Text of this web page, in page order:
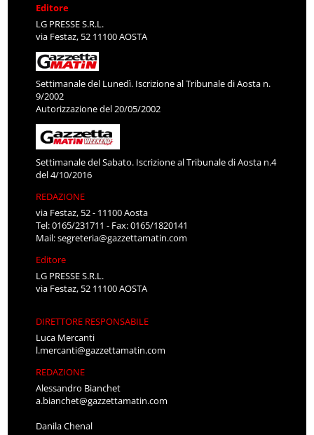
Editore
LG PRESSE S.R.L.
via Festaz, 52 11100 AOSTA
Settimanale del Lunedì. Iscrizione al Tribunale di Aosta n.
9/2002
Autorizzazione del 20/05/2002
Settimanale del Sabato. Iscrizione al Tribunale di Aosta n.4
del 4/10/2016
REDAZIONE
via Festaz, 52 - 11100 Aosta
Tel: 0165/231711 - Fax: 0165/1820141
Mail:segreteria@gazzettamatin.com
Editore
LG PRESSE S.R.L.
via Festaz, 52 11100 AOSTA
DIRETTORE RESPONSABILE
Luca Mercanti
l.mercanti@gazzettamatin.com
REDAZIONE
Alessandro Bianchet
a.bianchet@gazzettamatin.com
Danila Chenal